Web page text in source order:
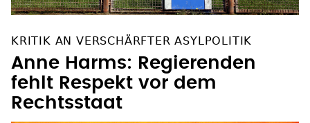
KRITIK AN VERSCHÄRFTER ASYLPOLITIK
Anne Harms: Regierenden
fehlt Respekt vor dem
Rechtsstaat